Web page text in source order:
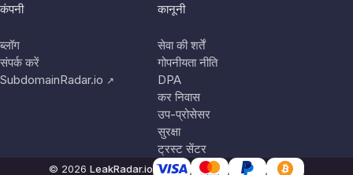
कंपनी
ब्लॉग
संपर्क करें
SubdomainRadar.io ↗
कानूनी
सेवा की शर्तें
गोपनीयता नीति
DPA
कर निवास
उप-प्रोसेसर
सुरक्षा
ट्रस्ट सेंटर
© 2026 LeakRadar.io